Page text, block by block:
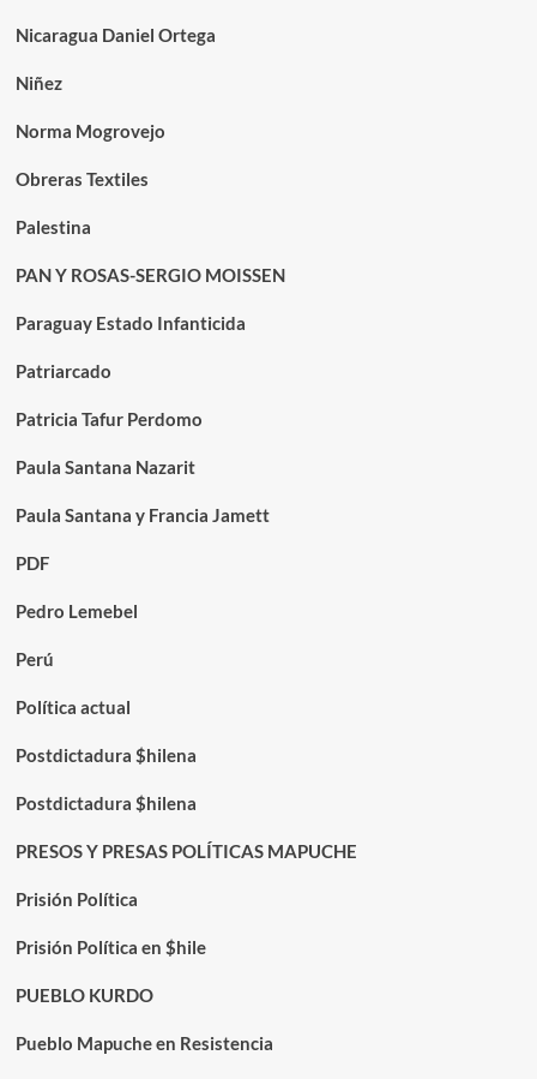
Nicaragua Daniel Ortega
Niñez
Norma Mogrovejo
Obreras Textiles
Palestina
PAN Y ROSAS-SERGIO MOISSEN
Paraguay Estado Infanticida
Patriarcado
Patricia Tafur Perdomo
Paula Santana Nazarit
Paula Santana y Francia Jamett
PDF
Pedro Lemebel
Perú
Política actual
Postdictadura $hilena
Postdictadura $hilena
PRESOS Y PRESAS POLÍTICAS MAPUCHE
Prisión Política
Prisión Política en $hile
PUEBLO KURDO
Pueblo Mapuche en Resistencia